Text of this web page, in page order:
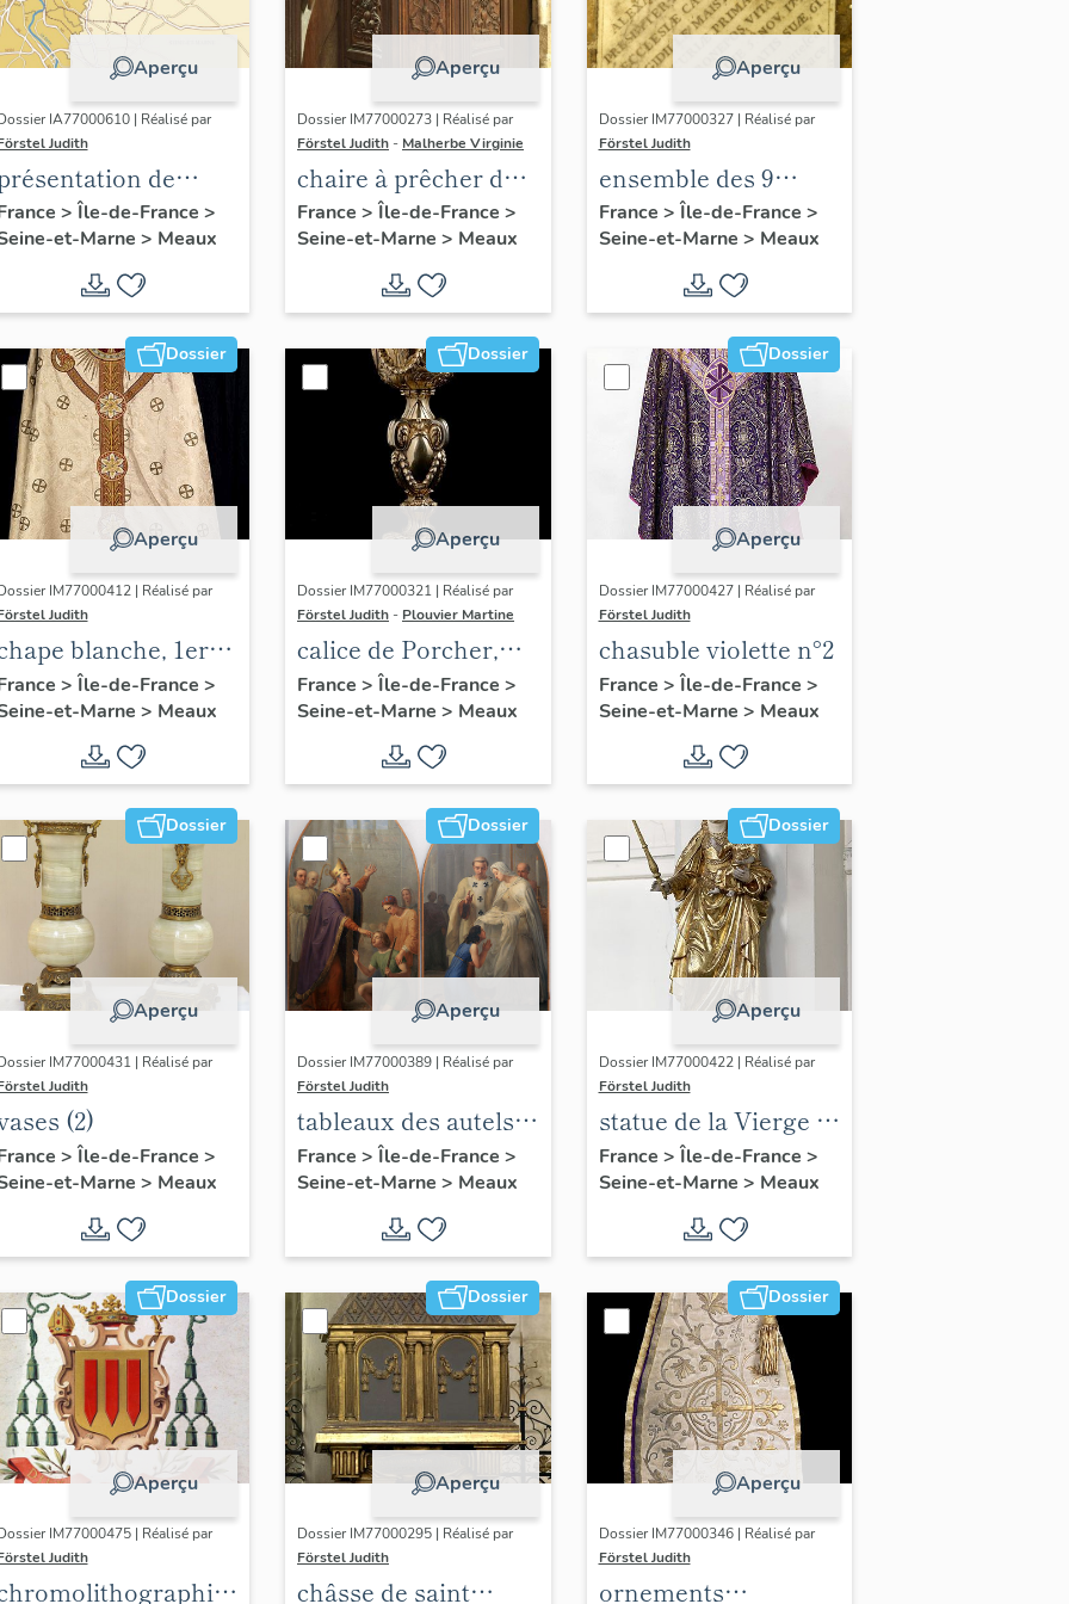
Aperçu
IA77000610 | Réalisé par
Judith
de
du
de
> Île-de-France >
et-Marne > Meaux
Aperçu
Dossier IM77000273 | Réalisé par
Förstel Judith - Malherbe Virginie
chaire à prêcher des
Trinitaires
France > Île-de-France >
Seine-et-Marne > Meaux
Aperçu
Dossier IM77000327 | Réalisé par
Förstel Judith
ensemble des 9
dalles funéraires de
la 1ere chapelle sud
France > Île-de-France >
Seine-et-Marne > Meaux
Dossier
Aperçu
IM77000412 | Réalisé par
Judith
blanche, 1ere
du 20e siècle
> Île-de-France >
et-Marne > Meaux
Dossier
Aperçu
Dossier IM77000321 | Réalisé par
Förstel Judith - Plouvier Martine
calice de Porcher,
vers 1762
France > Île-de-France >
Seine-et-Marne > Meaux
Dossier
Aperçu
Dossier IM77000427 | Réalisé par
Förstel Judith
chasuble violette n°2
France > Île-de-France >
Seine-et-Marne > Meaux
Dossier
Aperçu
IM77000431 | Réalisé par
Judith
(2)
> Île-de-France >
et-Marne > Meaux
Dossier
Aperçu
Dossier IM77000389 | Réalisé par
Förstel Judith
tableaux des autels
du jubé : sainte
Céline et saint Faron
France > Île-de-France >
Seine-et-Marne > Meaux
Dossier
Aperçu
Dossier IM77000422 | Réalisé par
Förstel Judith
statue de la Vierge à
l'Enfant
France > Île-de-France >
Seine-et-Marne > Meaux
Dossier
Aperçu
IM77000475 | Réalisé par
Judith
Dossier
Aperçu
Dossier IM77000295 | Réalisé par
Förstel Judith
châsse de saint
Dossier
Aperçu
Dossier IM77000346 | Réalisé par
Förstel Judith
ornements